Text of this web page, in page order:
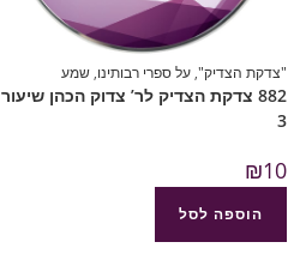
"צדקת הצדיק", על ספרי רבותינו, שמע
882 צדקת הצדיק לר’ צדוק הכהן שיעור
3
₪10
הוספה לסל